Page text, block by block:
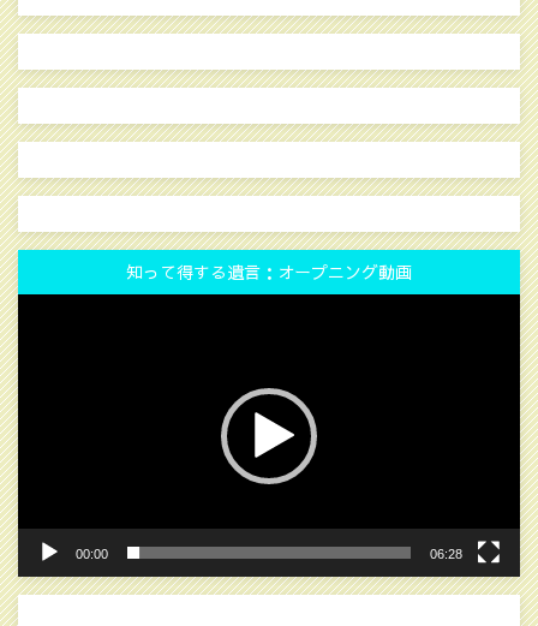
知って得する遺言：オープニング動画
動
画
プ
レ
ー
ヤ
ー
00:00 06:28